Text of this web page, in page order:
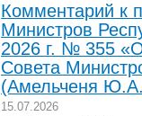
Комментарий к
Министров
2026 г. № 355
Совета
(Амельченя
15.07.2026